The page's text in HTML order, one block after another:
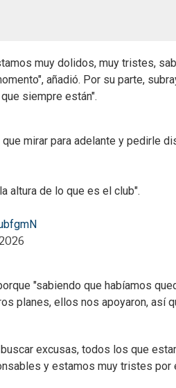
muy dolidos, muy tristes,
añadió. Por su parte,
siempre están".
mirar para adelante y pedirle
altura de lo que es el club".
"sabiendo que habíamos
planes, ellos nos apoyaron, así
excusas, todos los que
y estamos muy tristes por